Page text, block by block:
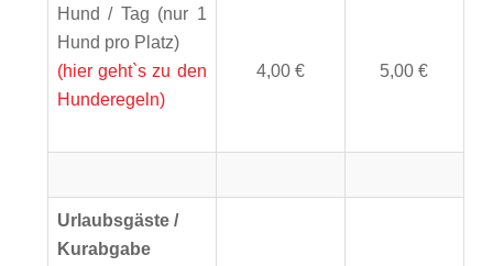
Hund / Tag (nur 1
Hund pro Platz)
(hier geht`s zu den
Hunderegeln)
4,00 € 5,00 €
Urlaubsgäste /
Kurabgabe